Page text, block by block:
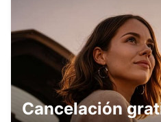
CALAMA AIRPORT
CALAMA - CHILE
Cancelación